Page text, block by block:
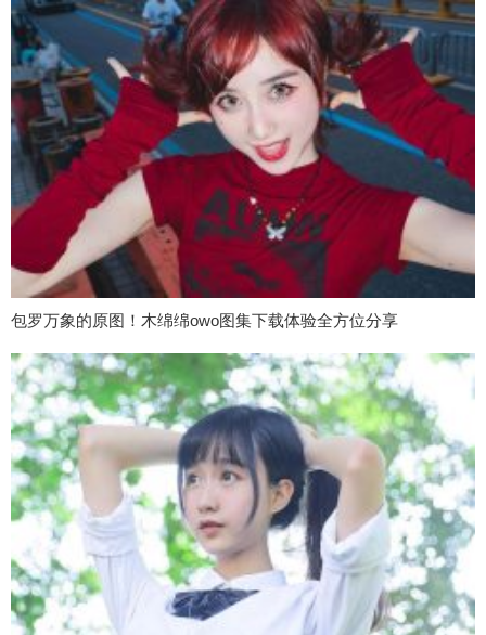
包罗万象的原图！木绵绵owo图集下载体验全方位分享